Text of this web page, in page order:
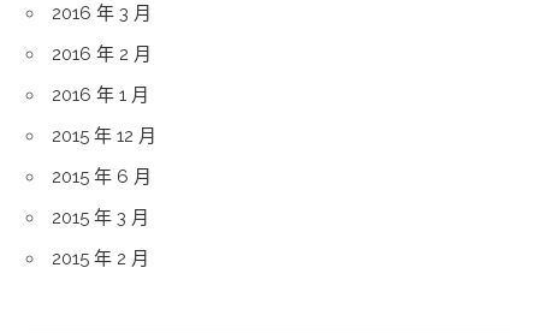
2016 年 3 月
2016 年 2 月
2016 年 1 月
2015 年 12 月
2015 年 6 月
2015 年 3 月
2015 年 2 月